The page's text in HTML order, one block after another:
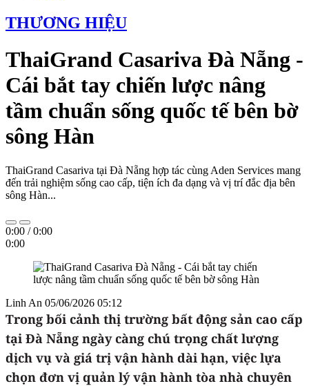
THƯƠNG HIỆU
ThaiGrand Casariva Đà Nẵng -
Cái bắt tay chiến lược nâng
tầm chuẩn sống quốc tế bên bờ
sông Hàn
ThaiGrand Casariva tại Đà Nẵng hợp tác cùng Aden Services mang
đến trải nghiệm sống cao cấp, tiện ích đa dạng và vị trí đắc địa bên
sông Hàn...
0:00 /0:00
0:00
Linh An 05/06/2026 05:12
Trong bối cảnh thị trường bất động sản cao cấp
tại Đà Nẵng ngày càng chú trọng chất lượng
dịch vụ và giá trị vận hành dài hạn, việc lựa
chọn đơn vị quản lý vận hành tòa nhà chuyên